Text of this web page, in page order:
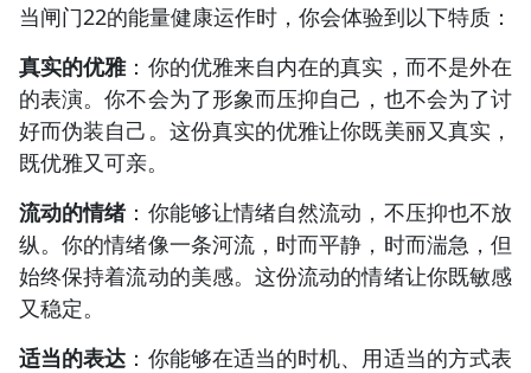
当闸门22的能量健康运作时，你会体验到以下特质：
真实的优雅：你的优雅来自内在的真实，而不是外在
的表演。你不会为了形象而压抑自己，也不会为了讨
好而伪装自己。这份真实的优雅让你既美丽又真实，
既优雅又可亲。
流动的情绪：你能够让情绪自然流动，不压抑也不放
纵。你的情绪像一条河流，时而平静，时而湍急，但
始终保持着流动的美感。这份流动的情绪让你既敏感
又稳定。
适当的表达 ：你能够在适当的时机、用适当的方式表